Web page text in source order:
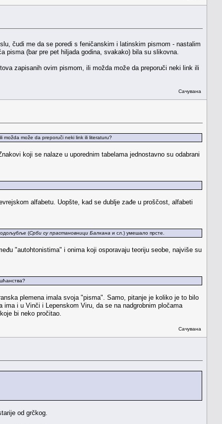
čudi me da se poredi s feničanskim i latinskim pismom - nastalim
(bar pre pet hiljada godina, svakako) bila su slikovna.
zapisanih ovim pismom, ili možda može da preporuči neki link ili
Сачувана
možda može da preporuči neki link ili literaturu?
koji se nalaze u uporednim tabelama jednostavno su odabrani
alfabetu. Uopšte, kad se dublje zađe u proščost, alfabeti
(Срби су прастановници Балкана и сл.) умешало прсте.
"autohtonistima" i onima koji osporavaju teoriju seobe, najviše su
plemena imala svoja "pisma". Samo, pitanje je koliko je to bilo
i u Vinči i Lepenskom Viru, da se na nadgrobnim pločama
bi neko pročitao.
Сачувана
od grčkog.